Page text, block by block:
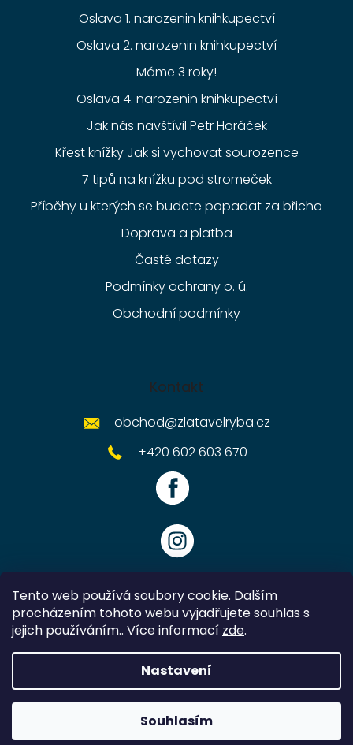
Tento web používá soubory cookie. Dalším
procházením tohoto webu vyjadřujete souhlas s
jejich používáním.. Více informací zde.
Nastavení
Souhlasím
Oslava 1. narozenin knihkupectví
Oslava 2. narozenin knihkupectví
Máme 3 roky!
Oslava 4. narozenin knihkupectví
Jak nás navštívil Petr Horáček
Křest knížky Jak si vychovat sourozence
7 tipů na knížku pod stromeček
Příběhy u kterých se budete popadat za břicho
Doprava a platba
Časté dotazy
Podmínky ochrany o. ú.
Obchodní podmínky
Kontakt
obchod@zlatavelryba.cz
+420 602 603 670
Vytvořil Shoptet
Zlatavelryba.cz. Všechna práva vyhrazena.